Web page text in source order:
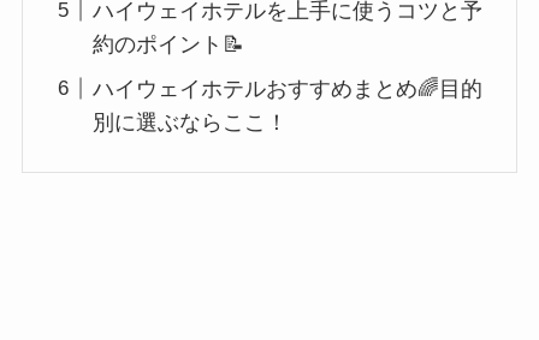
ハイウェイホテルを上手に使うコツと予
約のポイント📝
ハイウェイホテルおすすめまとめ🌈目的
別に選ぶならここ！